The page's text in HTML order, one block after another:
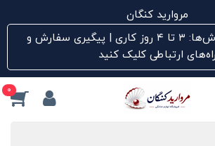
مروارید کنگان
آماده‌سازی سفارش‌ها: ۳ تا ۴ روز کاری | پیگیری سفارش و
راه‌های ارتباطی کلیک کنید
0